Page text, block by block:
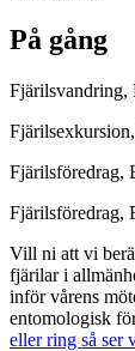
På gång
Fjärilsvandring,
Fjärilsföredrag,
Fjärilsföredrag,
Vill ni att vi
fjärilar i
inför vårens
entomologisk
eller ring så ser